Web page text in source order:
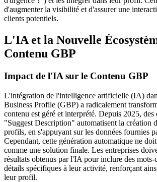
d'augmenter la visibilité et d'assurer une
clients potentiels.
L'IA et la Nouvelle
Contenu GBP
Impact de l'IA sur le Contenu GBP
L'intégration de l'intelligence artificielle (IA)
Business Profile (GBP) a radicalement
contenu est géré et interprété. Depuis 2025,
"Suggest Description" automatisent la création
profils, en s'appuyant sur les données fournies
Cependant, cette génération automatique ne
comme une solution finale. Les entreprises
résultats obtenus par l'IA pour inclure des mots-
détails spécifiques à leur activité, renforçant
leur profil.